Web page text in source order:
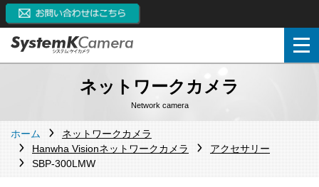
ネットワークカメラ
Network camera
ホーム
ネットワークカメラ
Hanwha Visionネットワークカメラ
アクセサリー
SBP-300LMW